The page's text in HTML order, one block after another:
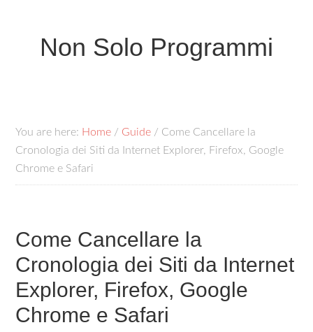
Non Solo Programmi
You are here: Home / Guide / Come Cancellare la
Cronologia dei Siti da Internet Explorer, Firefox, Google
Chrome e Safari
Come Cancellare la
Cronologia dei Siti da Internet
Explorer, Firefox, Google
Chrome e Safari